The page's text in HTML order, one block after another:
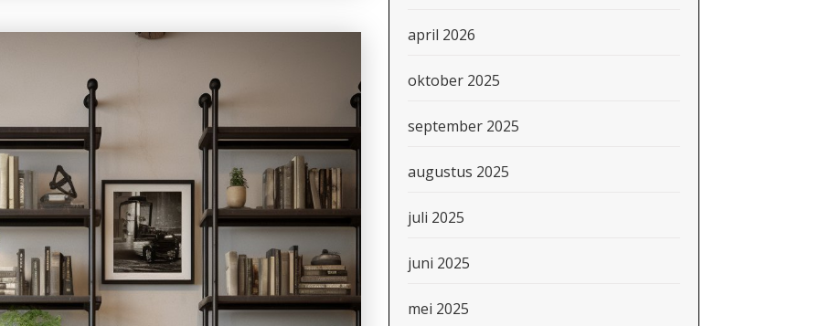
april 2026
oktober 2025
september 2025
augustus 2025
juli 2025
juni 2025
mei 2025